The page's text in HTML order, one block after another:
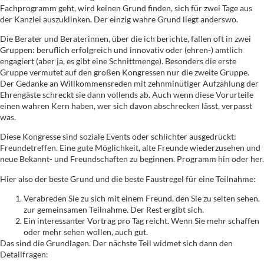
Fachprogramm geht, wird keinen Grund finden, sich für zwei Tage aus
der Kanzlei auszuklinken. Der einzig wahre Grund liegt anderswo.
Die Berater und Beraterinnen, über die ich berichte, fallen oft in zwei
Gruppen: beruflich erfolgreich und innovativ oder (ehren-) amtlich
engagiert (aber ja, es gibt eine Schnittmenge). Besonders die erste
Gruppe vermutet auf den großen Kongressen nur die zweite Gruppe.
Der Gedanke an Willkommensreden mit zehnminütiger Aufzählung der
Ehrengäste schreckt sie dann vollends ab. Auch wenn diese Vorurteile
einen wahren Kern haben, wer sich davon abschrecken lässt, verpasst
was.
Diese Kongresse sind soziale Events oder schlichter ausgedrückt:
Freundetreffen. Eine gute Möglichkeit, alte Freunde wiederzusehen und
neue Bekannt- und Freundschaften zu beginnen. Programm hin oder her.
Hier also der beste Grund und die beste Faustregel für eine Teilnahme:
Verabreden Sie zu sich mit einem Freund, den Sie zu selten sehen,
zur gemeinsamen Teilnahme. Der Rest ergibt sich.
Ein interessanter Vortrag pro Tag reicht. Wenn Sie mehr schaffen
oder mehr sehen wollen, auch gut.
Das sind die Grundlagen. Der nächste Teil widmet sich dann den
Detailfragen: